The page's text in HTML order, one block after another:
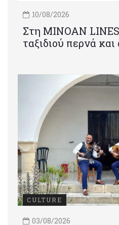
10/08/2026
Στη MINOAN
ταξιδιού περνά
CULTURE
03/08/2026